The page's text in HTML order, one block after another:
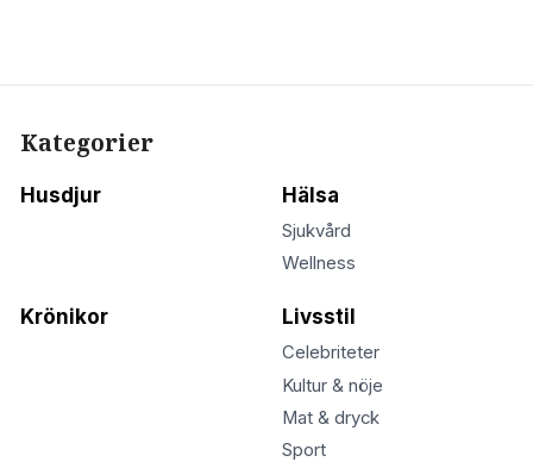
Kategorier
Husdjur Hälsa
Sjukvård
Wellness
Krönikor Livsstil
Celebriteter
Kultur & nöje
Mat & dryck
Sport